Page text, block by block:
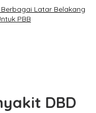
Latar Belakang
PBB
DBD